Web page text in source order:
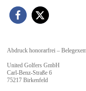
Abdruck honorarfrei –
United Golfers GmbH
Carl-Benz-Straße 6
75217 Birkenfeld